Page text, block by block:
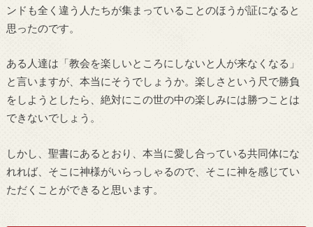
ンドも全く違う人たちが集まっていることのほうが証になると
思ったのです。
ある人達は「教会を楽しいところにしないと人が来なくなる」
と言いますが、本当にそうでしょうか。楽しさという尺で勝負
をしようとしたら、絶対にこの世の中の楽しみには勝つことは
できないでしょう。
しかし、聖書にあるとおり、本当に愛し合っている共同体にな
れれば、そこに神様がいらっしゃるので、そこに神を感じてい
ただくことができると思います。